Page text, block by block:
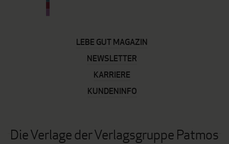
LEBE GUT MAGAZIN
NEWSLETTER
KARRIERE
KUNDENINFO
Die Verlage der Verlagsgruppe Patmos